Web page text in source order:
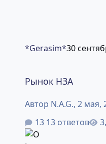
*Gerasim*30
Рынок НЗА
Автор N.A.G., 2 мая,
13 ответов